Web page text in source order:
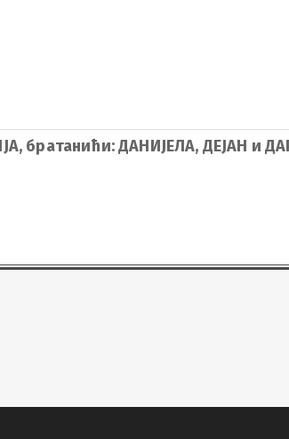
братанићи: ДАНИЈЕЛА, ДЕЈАН и